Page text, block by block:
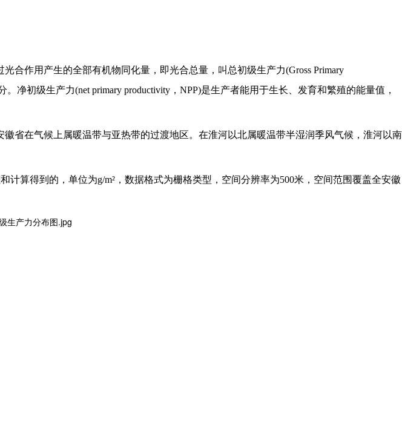
合作用产生的全部有机物同化量，即光合总量，叫总初级生产力(Gross Primary
净初级生产力(net primary productivity，NPP)是生产者能用于生长、发育和繁殖的能量值，
省在气候上属暖温带与亚热带的过渡地区。在淮河以北属暖温带半湿润季风气候，淮河以南
计算得到的，单位为g/m²，数据格式为栅格类型，空间分辨率为500米，空间范围覆盖全安徽